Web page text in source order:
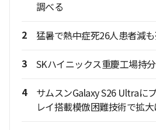
調べる
2 猛暑で熱中症死26人患者減
3 SKハイニックス重慶工場持
4
サムスンGalaxy S26 Ultraに
レイ搭載模倣困難技術で拡